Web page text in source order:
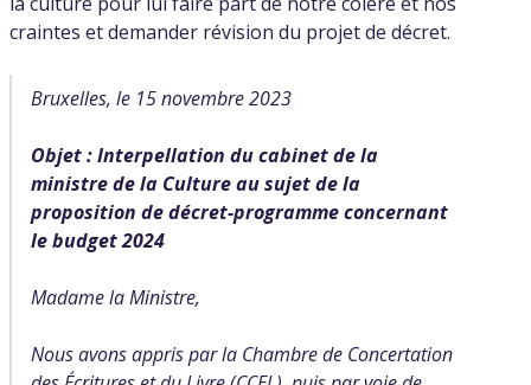
craintes et demander révision du projet de décret.
Bruxelles, le 15 novembre 2023
Objet : Interpellation du cabinet de la
ministre de la Culture au sujet de la
proposition de décret-programme concernant
le budget 2024
Madame la Ministre,
Nous avons appris par la Chambre de Concertation